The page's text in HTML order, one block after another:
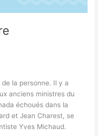
la personne. Il y a
anciens ministres du
échoués dans la
et Jean Charest, se
Yves Michaud.